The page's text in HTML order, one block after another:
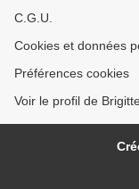
C.G.U.
Cookies et données
Préférences cookies
Voir le profil de